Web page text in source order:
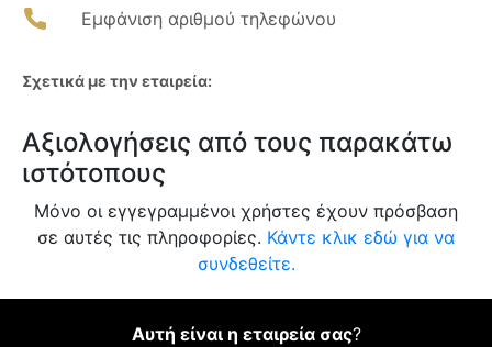
Εμφάνιση αριθμού τηλεφώνου
Σχετικά με την εταιρεία:
Αξιολογήσεις από τους παρακάτω
ιστότοπους
Μόνο οι εγγεγραμμένοι χρήστες έχουν πρόσβαση
σε αυτές τις πληροφορίες. Κάντε κλικ εδώ για να
συνδεθείτε.
Αυτή είναι η εταιρεία σας?